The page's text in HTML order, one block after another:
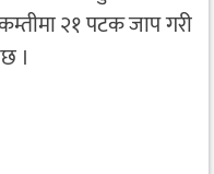
२१ पटक जाप गरी
।